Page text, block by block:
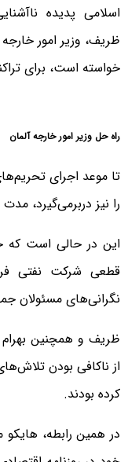
اسلامی پدیده
ظریف، وزیر امور
خواسته است، برای
راه حل وزیر امور خارجه آلمان
تا موعد اجرای
را نیز دربرمی‌گیرد،
این در حالی است که
قطعی شرکت نفتی
نگرانی‌های مسئولان
ظریف و همچنین بهرام
از ناکافی بودن
کرده بودند.
در همین رابطه، هایکو